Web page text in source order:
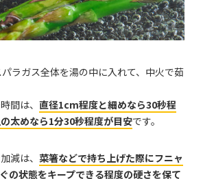
ラガス全体を湯の中に入れて、中火で茹
間は、 直径1cm程度と細めなら30秒程
太めなら1分30秒程度が目安です。
減は、 菜箸などで持ち上げた際にフニャ
の状態をキープできる程度の硬さを保て